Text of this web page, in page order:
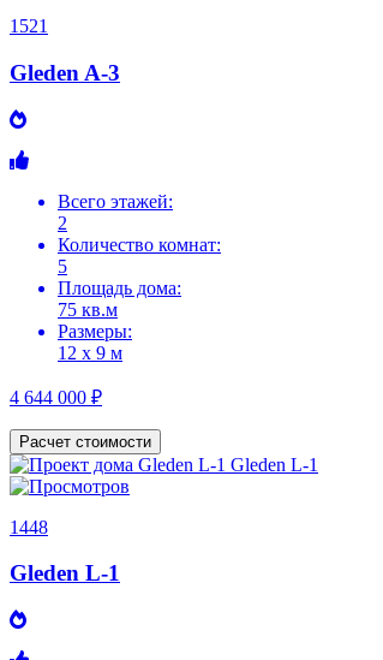
1521
Gleden A-3
Всего этажей:
2
Количество комнат:
5
Площадь дома:
75 кв.м
Размеры:
12 х 9 м
4 644 000 ₽
Расчет стоимости
1448
Gleden L-1